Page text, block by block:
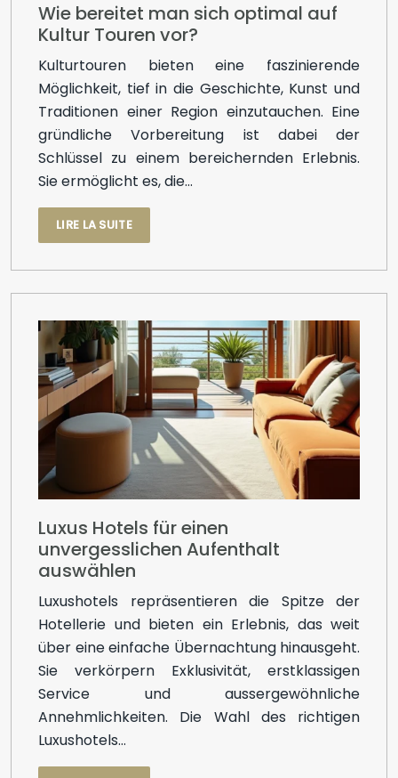
Wie bereitet man sich optimal auf
Kultur Touren vor?
Kulturtouren bieten eine faszinierende
Möglichkeit, tief in die Geschichte, Kunst und
Traditionen einer Region einzutauchen. Eine
gründliche Vorbereitung ist dabei der
Schlüssel zu einem bereichernden Erlebnis.
Sie ermöglicht es, die…
LIRE LA SUITE
Luxus Hotels für einen
unvergesslichen Aufenthalt
auswählen
Luxushotels repräsentieren die Spitze der
Hotellerie und bieten ein Erlebnis, das weit
über eine einfache Übernachtung hinausgeht.
Sie verkörpern Exklusivität, erstklassigen
Service und aussergewöhnliche
Annehmlichkeiten. Die Wahl des richtigen
Luxushotels…